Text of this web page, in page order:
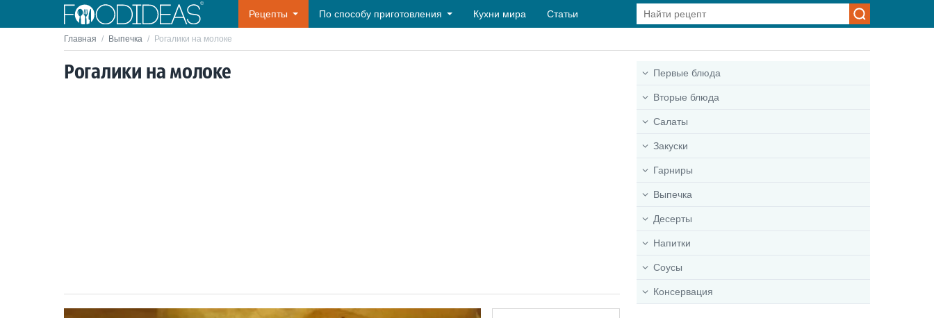
Рецепты По способу приготовления Кухни мира Статьи
Главная / Выпечка / Рогалики на молоке
Рогалики на молоке Первые блюда
Вторые блюда
Салаты
Закуски
Гарниры
Выпечка
Десерты
Напитки
Соусы
Консервация